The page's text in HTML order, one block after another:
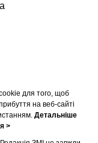
для того, щоб
на веб-сайті
Детальніше
>